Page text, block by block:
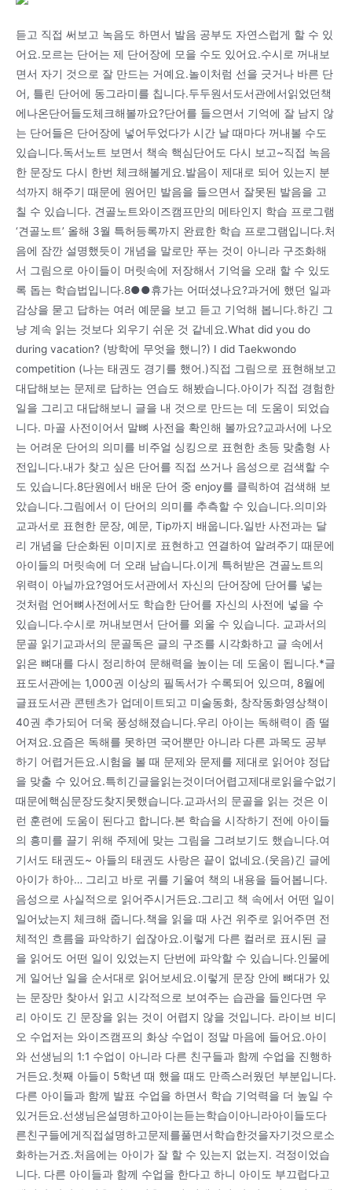
듣고 직접 써보고 녹음도 하면서 발음 공부도 자연스럽게 할 수 있
어요.모르는 단어는 제 단어장에 모을 수도 있어요.수시로 꺼내보
면서 자기 것으로 잘 만드는 거예요.놀이처럼 선을 긋거나 바른 단
어, 틀린 단어에 동그라미를 칩니다.두두원서도서관에서읽었던책
에나온단어들도체크해볼까요?단어를 들으면서 기억에 잘 남지 않
는 단어들은 단어장에 넣어두었다가 시간 날 때마다 꺼내볼 수도
있습니다.독서노트 보면서 책속 핵심단어도 다시 보고~직접 녹음
한 문장도 다시 한번 체크해볼게요.발음이 제대로 되어 있는지 분
석까지 해주기 때문에 원어민 발음을 들으면서 잘못된 발음을 고
칠 수 있습니다. 견골노트와이즈캠프만의 메타인지 학습 프로그램
‘견골노트’ 올해 3월 특허등록까지 완료한 학습 프로그램입니다.처
음에 잠깐 설명했듯이 개념을 말로만 푸는 것이 아니라 구조화해
서 그림으로 아이들이 머릿속에 저장해서 기억을 오래 할 수 있도
록 돕는 학습법입니다.8●●휴가는 어떠셨나요?과거에 했던 일과
감상을 묻고 답하는 여러 예문을 보고 듣고 기억해 봅니다.하긴 그
냥 계속 읽는 것보다 외우기 쉬운 것 같네요.What did you do
during vacation? (방학에 무엇을 했니?) I did Taekwondo
competition (나는 태권도 경기를 했어.)직접 그림으로 표현해보고
대답해보는 문제로 답하는 연습도 해봤습니다.아이가 직접 경험한
일을 그리고 대답해보니 글을 내 것으로 만드는 데 도움이 되었습
니다. 마골 사전이어서 말뼈 사전을 확인해 볼까요?교과서에 나오
는 어려운 단어의 의미를 비주얼 싱킹으로 표현한 초등 맞춤형 사
전입니다.내가 찾고 싶은 단어를 직접 쓰거나 음성으로 검색할 수
도 있습니다.8단원에서 배운 단어 중 enjoy를 클릭하여 검색해 보
았습니다.그림에서 이 단어의 의미를 추측할 수 있습니다.의미와
교과서로 표현한 문장, 예문, Tip까지 배웁니다.일반 사전과는 달
리 개념을 단순화된 이미지로 표현하고 연결하여 알려주기 때문에
아이들의 머릿속에 더 오래 남습니다.이게 특허받은 견골노트의
위력이 아닐까요?영어도서관에서 자신의 단어장에 단어를 넣는
것처럼 언어뼈사전에서도 학습한 단어를 자신의 사전에 넣을 수
있습니다.수시로 꺼내보면서 단어를 외울 수 있습니다. 교과서의
문골 읽기교과서의 문골독은 글의 구조를 시각화하고 글 속에서
읽은 뼈대를 다시 정리하여 문해력을 높이는 데 도움이 됩니다.*글
표도서관에는 1,000권 이상의 필독서가 수록되어 있으며, 8월에
글표도서관 콘텐츠가 업데이트되고 미술동화, 창작동화영상책이
40권 추가되어 더욱 풍성해졌습니다.우리 아이는 독해력이 좀 떨
어져요.요즘은 독해를 못하면 국어뿐만 아니라 다른 과목도 공부
하기 어렵거든요.시험을 볼 때 문제와 문제를 제대로 읽어야 정답
을 맞출 수 있어요.특히긴글을읽는것이더어렵고제대로읽을수없기
때문에핵심문장도찾지못했습니다.교과서의 문골을 읽는 것은 이
런 훈련에 도움이 된다고 합니다.본 학습을 시작하기 전에 아이들
의 흥미를 끌기 위해 주제에 맞는 그림을 그려보기도 했습니다.여
기서도 태권도~ 아들의 태권도 사랑은 끝이 없네요.(웃음)긴 글에
아이가 하아… 그리고 바로 귀를 기울여 책의 내용을 들어봅니다.
음성으로 사실적으로 읽어주시거든요.그리고 책 속에서 어떤 일이
일어났는지 체크해 줍니다.책을 읽을 때 사건 위주로 읽어주면 전
체적인 흐름을 파악하기 쉽잖아요.이렇게 다른 컬러로 표시된 글
을 읽어도 어떤 일이 있었는지 단번에 파악할 수 있습니다.인물에
게 일어난 일을 순서대로 읽어보세요.이렇게 문장 안에 뼈대가 있
는 문장만 찾아서 읽고 시각적으로 보여주는 습관을 들인다면 우
리 아이도 긴 문장을 읽는 것이 어렵지 않을 것입니다. 라이브 비디
오 수업저는 와이즈캠프의 화상 수업이 정말 마음에 들어요.아이
와 선생님의 1:1 수업이 아니라 다른 친구들과 함께 수업을 진행하
거든요.첫째 아들이 5학년 때 했을 때도 만족스러웠던 부분입니다.
다른 아이들과 함께 발표 수업을 하면서 학습 기억력을 더 높일 수
있거든요.선생님은설명하고아이는듣는학습이아니라아이들도다
른친구들에게직접설명하고문제를풀면서학습한것을자기것으로소
화하는거죠.처음에는 아이가 잘 할 수 있는지 없는지. 걱정이었습
니다. 다른 아이들과 함께 수업을 한다고 하니 아이도 부끄럽다고